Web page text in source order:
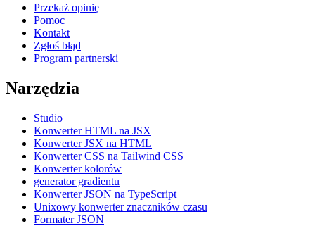
Przekaż opinię
Pomoc
Kontakt
Zgłoś błąd
Program partnerski
Narzędzia
Studio
Konwerter HTML na JSX
Konwerter JSX na HTML
Konwerter CSS na Tailwind CSS
Konwerter kolorów
generator gradientu
Konwerter JSON na TypeScript
Unixowy konwerter znaczników czasu
Formater JSON